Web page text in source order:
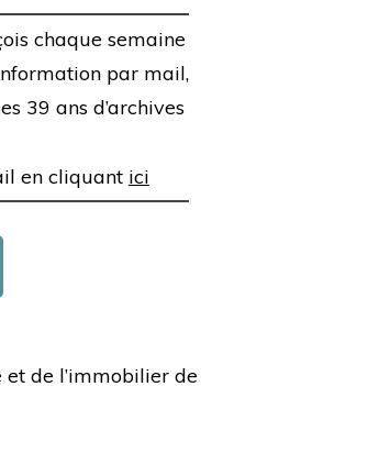
chaque semaine
par mail,
39 ans d’archives
en cliquant ici
de l’immobilier de